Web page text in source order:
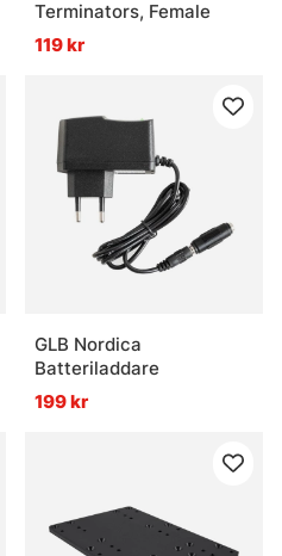
Terminators, Female
119 kr
GLB Nordica
Batteriladdare
199 kr